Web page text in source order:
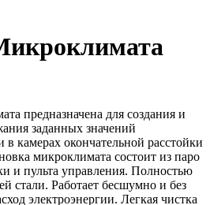
предназначена для создания и
заданных значений
камерах окончательной расстойки
микроклимата состоит из паро
и пульта управления. Полностью
стали. Работает бесшумно и без
электроэнергии. Легкая чистка